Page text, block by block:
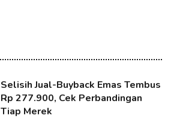
Selisih Jual-Buyback Emas Tembus
Rp 277.900, Cek Perbandingan
Tiap Merek